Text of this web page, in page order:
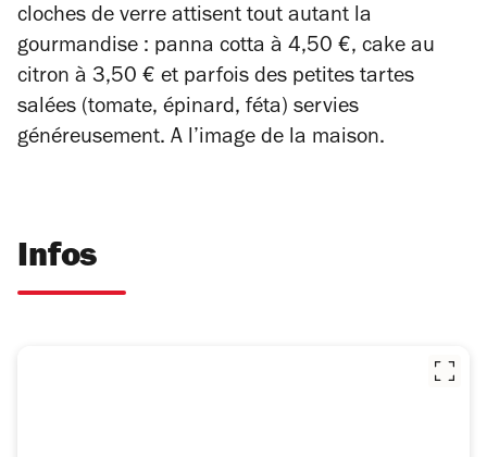
cloches de verre attisent tout autant la
gourmandise : panna cotta à 4,50 €, cake au
citron à 3,50 € et parfois des petites tartes
salées (tomate, épinard, féta) servies
généreusement. A l’image de la maison.
Infos